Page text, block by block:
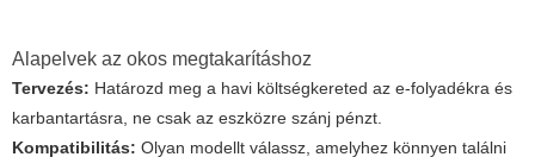
Alapelvek az okos megtakarításhoz
Tervezés: Határozd meg a havi költségkereted az e-folyadékra és
karbantartásra, ne csak az eszközre szánj pénzt.
Kompatibilitás: Olyan modellt válassz, amelyhez könnyen találni